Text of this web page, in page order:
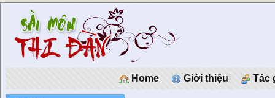
Home Giới thiệu Tác